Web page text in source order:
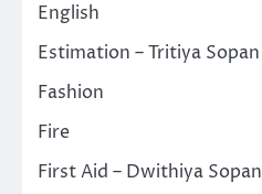
English
Estimation – Tritiya Sopan
Fashion
Fire
First Aid – Dwithiya Sopan